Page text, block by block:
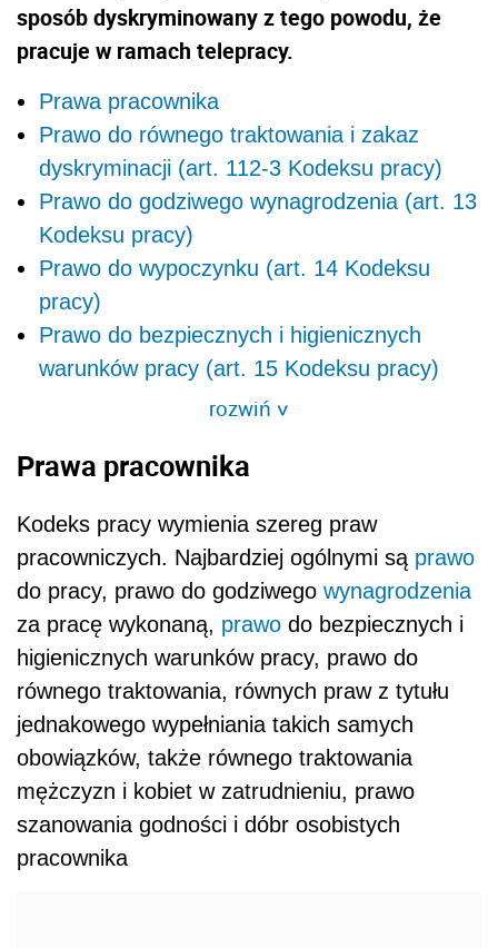
sposób dyskryminowany z tego powodu, że
pracuje w ramach telepracy.
Prawa pracownika
Prawo do równego traktowania i zakaz
dyskryminacji (art. 112-3 Kodeksu pracy)
Prawo do godziwego wynagrodzenia (art. 13
Kodeksu pracy)
Prawo do wypoczynku (art. 14 Kodeksu
pracy)
Prawo do bezpiecznych i higienicznych
warunków pracy (art. 15 Kodeksu pracy)
rozwiń>
Prawa pracownika
Kodeks pracy wymienia szereg praw
pracowniczych. Najbardziej ogólnymi są prawo
do pracy, prawo do godziwego wynagrodzenia
za pracę wykonaną, prawo do bezpiecznych i
higienicznych warunków pracy, prawo do
równego traktowania, równych prawz tytułu
jednakowego wypełniania takich samych
obowiązków, także równego traktowania
mężczyzn i kobiet w zatrudnieniu, prawo
szanowania godności i dóbr osobistych
pracownika